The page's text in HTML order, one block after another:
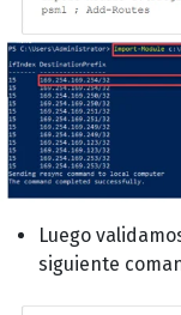
Luego
siguiente